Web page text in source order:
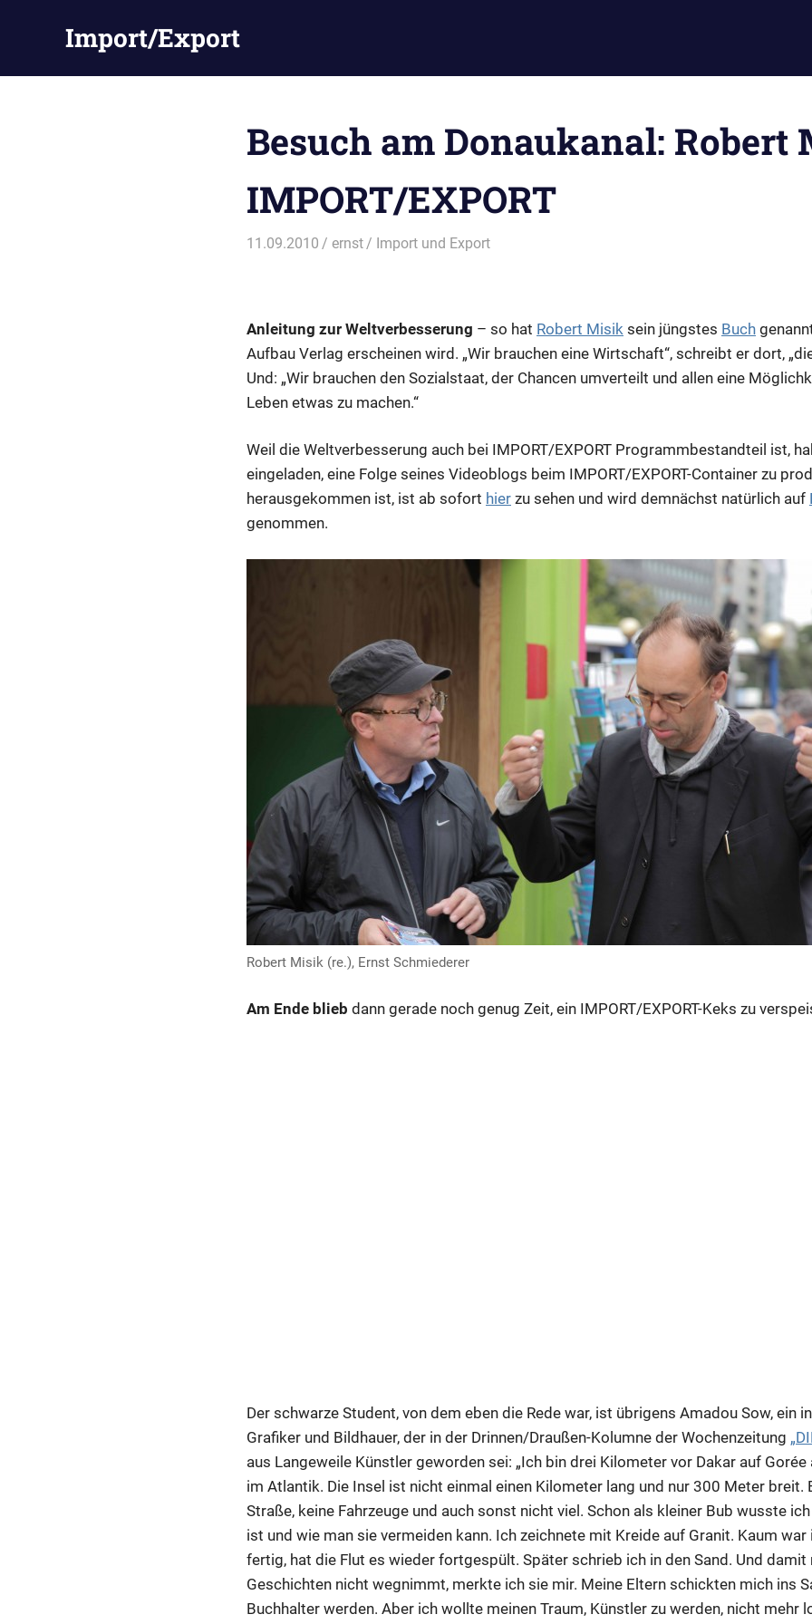
Import/Export
Besuch am Donaukanal: Robert
IMPORT/EXPORT
11.09.2010 ernst Import und Export
Anleitung zur Weltverbesserung – so hat Robert Misik sein jüngstes Buch
Aufbau Verlag erscheinen wird. „Wir brauchen eine Wirtschaft“, schreibt er dort,
Und: „Wir brauchen den Sozialstaat, der Chancen umverteilt und allen eine
Leben etwas zu machen.“
Weil die Weltverbesserung auch bei IMPORT/EXPORT Programmbestandteil ist,
eingeladen, eine Folge seines Videoblogs beim IMPORT/EXPORT-Container zu
herausgekommen ist, ist ab sofort hier zu sehen und wird demnächst natürlich auf
genommen.
Robert Misik (re.), Ernst Schmiederer
Am Ende blieb dann gerade noch genug Zeit, ein IMPORT/EXPORT-Keks zu
Der schwarze Student, von dem eben die Rede war, ist übrigens Amadou Sow, ein
Grafiker und Bildhauer, der in der Drinnen/Draußen-Kolumne der Wochenzeitung
aus Langeweile Künstler geworden sei: „Ich bin drei Kilometer vor Dakar auf
im Atlantik. Die Insel ist nicht einmal einen Kilometer lang und nur 300 Meter
Straße, keine Fahrzeuge und auch sonst nicht viel. Schon als kleiner Bub wusste
ist und wie man sie vermeiden kann. Ich zeichnete mit Kreide auf Granit. Kaum
fertig, hat die Flut es wieder fortgespült. Später schrieb ich in den Sand. Und
Geschichten nicht wegnimmt, merkte ich sie mir. Meine Eltern schickten mich ins
Buchhalter werden. Aber ich wollte meinen Traum, Künstler zu werden, nicht mehr